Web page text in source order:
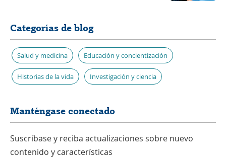
Categorías de blog
Salud y medicina Educación y concientización
Historias de la vida Investigación y ciencia
Manténgase conectado
Suscríbase y reciba actualizaciones sobre nuevo
contenido y características